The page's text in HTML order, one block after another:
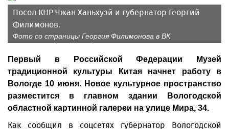
Посол КНР Чжан Ханьхуэй и губернатор Георгий
Филимонов.
Фото со страницы Георгия Филимонова в ВК
Первый в Российской Федерации Музей
традиционной культуры Китая начнет работу в
Вологде 10 июня. Новое культурное пространство
разместится в главном здании Вологодской
областной картинной галереи на улице Мира, 34.
Как сообщил в соцсетях губернатор Вологодской